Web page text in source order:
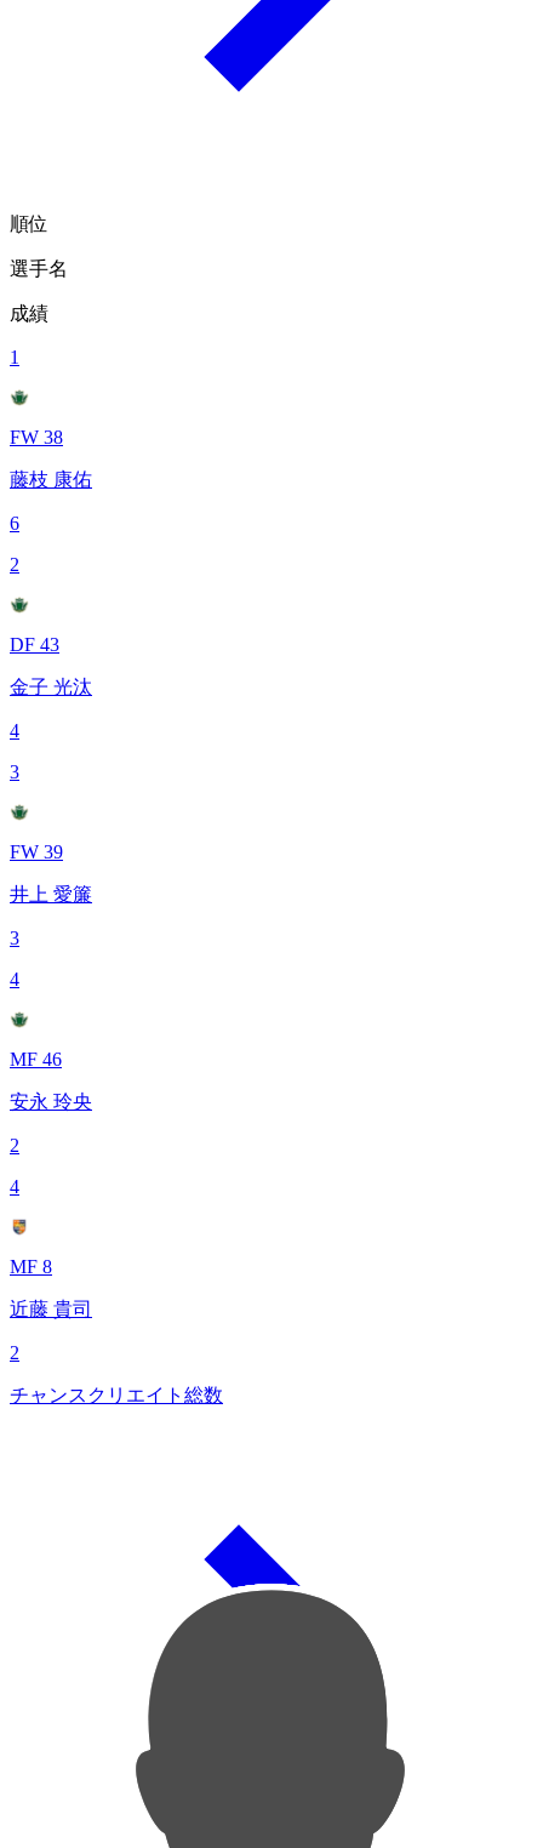
順位
選手名
成績
1
FW 38
藤枝 康佑
6
2
DF 43
金子 光汰
4
3
FW 39
井上 愛簾
3
4
MF 46
安永 玲央
2
4
MF 8
近藤 貴司
2
チャンスクリエイト総数